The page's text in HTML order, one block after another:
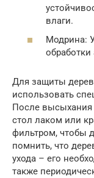
влаги.
Модрина:
Для защиты
использовать
После высыхания
стол лаком или
фильтром, чтобы
помнить, что
ухода – его
также